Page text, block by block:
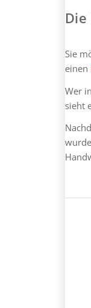
Sie
einen
Wer
sieht